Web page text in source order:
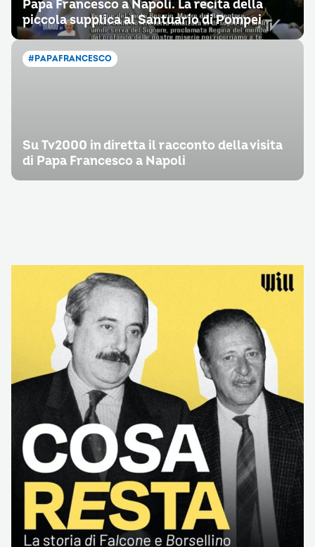
Papa Francesco a Napoli. La recita della
piccola supplica al Santuario di Pompei
#PAPAFRANCESCO
Su Tv2000 in diretta il racconto della visita
di Papa Francesco a Napoli